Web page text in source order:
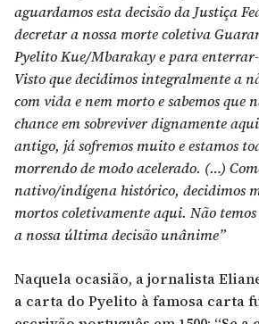
aguardamos esta decisão da Justiça
decretar a nossa morte coletiva
Pyelito Kue/Mbarakay e para
Visto que decidimos integralmente a
com vida e nem morto e sabemos que
chance em sobreviver dignamente
antigo, já sofremos muito e estamos
morrendo de modo acelerado. (…)
nativo/indígena histórico, decidimos
mortos coletivamente aqui. Não
a nossa última decisão unânime”
Naquela ocasião, a jornalista
a carta do Pyelito à famosa carta